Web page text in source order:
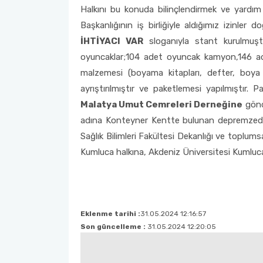
Halkını bu konuda bilinçlendirmek ve
Başkanlığının iş birliğiyle aldığımız
İHTİYACI VARsloganıyla stant
oyuncaklar;104 adet oyuncak kamyon,146
malzemesi (boyama kitapları, defter,
ayrıştırılmıştır ve paketlemesi
Malatya Umut Cemreleri Derneğine
adına Konteyner Kentte bulunan
Sağlık Bilimleri Fakültesi Dekanlığı ve
Kumluca halkına, Akdeniz Üniversitesi
Eklenme tarihi :31.05.2024 12:16:57
Son güncelleme : 31.05.2024 12:20:05
Fakülte Akademik Kurul Raporları
Çocuk Gelişimciler Günü Etkinlikleri Komisyonu
Ders Eşdeğerlik ve Yatay - Dikey Geçiş Komisyonu
Eğitim Öğretim Koordinasyon Kurulu (EÖKK)
Fakülte Tanıtım ve Kariyer Günleri Planlama Komisyonu
Hemşirelik Haftası Etkinlikleri Komisyonu
Öğrenci Uyum ve Geliştirme Komisyonu
Program Değerlendirme Komisyonu
2018 Yılı Etkinlikler
Halk Sağlığı Hemşireliği Anabilim Dalı Formları
Sınavda Uyulması Gereken Kurallar
‘’Sahada Çocukla Çalışmak’’ konulu seminer ve atölye
Öğrenci Uyum Programı
Öğrenci Çalıştayları
Sürekli İyileştirme Plan Formu
Kalite Yönetim Sistemi Revizyon Tablosu
Düzeltici Önleyici Faaliyetler